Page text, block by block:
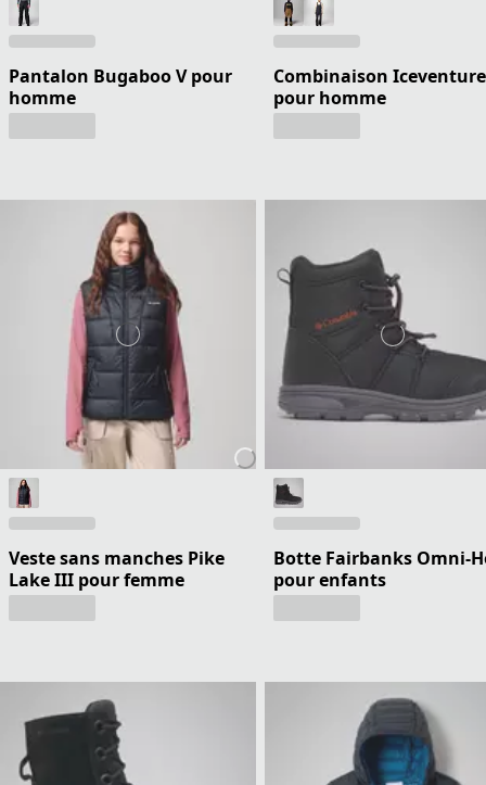
Pantalon Bugaboo V pour
homme
Combinaison
pour homme
Veste sans manches Pike
Lake III pour femme
Botte Fairbanks Omni-
pour enfants